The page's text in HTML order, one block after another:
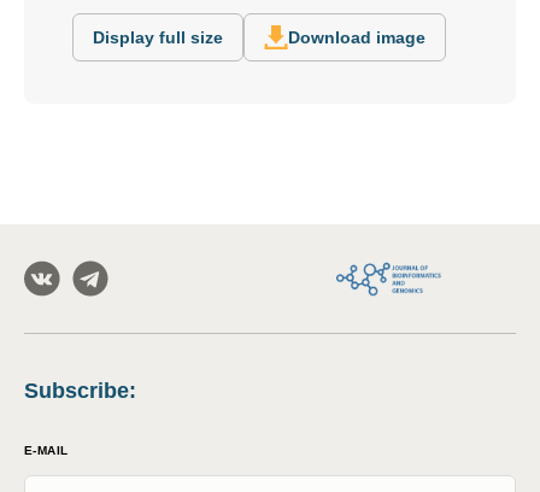
Display full size Download image
Subscribe:
E-MAIL